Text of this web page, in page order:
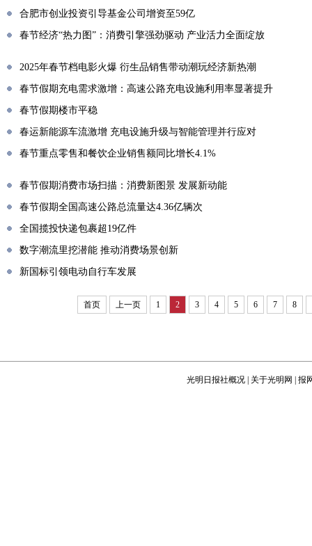
合肥市创业投资引导基金公司增资至59亿
春节经济“热力图”：消费引擎强劲驱动 产业活力全面绽放
2025年春节档电影火爆 衍生品销售带动潮玩经济新热潮
春节假期充电需求激增：高速公路充电设施利用率显著提升
春节假期楼市平稳
春运新能源车流激增 充电设施升级与智能管理并行应对
春节重点零售和餐饮企业销售额同比增长4.1%
春节假期消费市场扫描：消费新图景 发展新动能
春节假期全国高速公路总流量达4.36亿辆次
全国揽投快递包裹超19亿件
数字潮流里挖潜能 推动消费场景创新
新国标引领电动自行车发展
首页 上一页 1 2 3 4 5 6 7 8
光明日报社概况 关于光明网 报